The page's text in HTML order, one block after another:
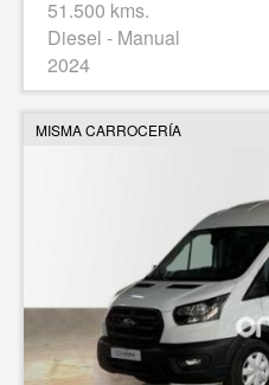
51.500 kms.
Diesel - Manual
2024
MISMA CARROCERÍA